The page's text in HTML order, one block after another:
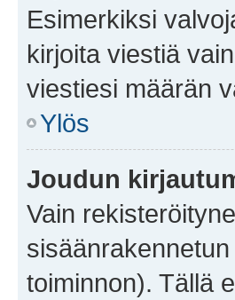
Esimerkiksi
kirjoita viestiä
viestiesi määrän
Ylös
Joudun
Vain
toiminnon). Tällä